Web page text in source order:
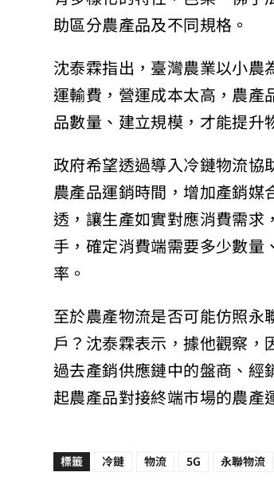
助區分農產品及不同規格。
沈泰霖指出，臺灣農業以小
運輸費，營運成本太高，農
品數量、建立規模，才能提升
政府希望透過導入冷鏈物流
農產品運銷時間，增加產銷
透，讓生產如實對應消費需
手，確定消費端需要多少數
率。
至於農產物流是否可能仿照
戶？沈泰霖表示，據他觀察
過去產銷供應鏈中的盤商、
起農產品對接終端市場的農產
標籤 冷鏈 物流 5G 永聯物流